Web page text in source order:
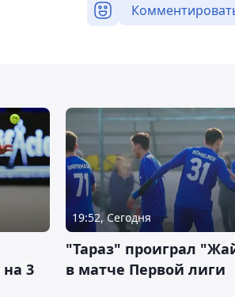
3
19:52, Сегодня
"Тараз" проиграл
в матче Первой лиги